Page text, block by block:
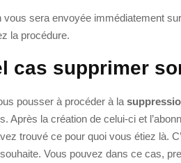
vous sera envoyée immédiatement
la procédure.
cas supprimer
pousser à procéder à la
Après la création de celui-ci et
trouvé ce pour quoi vous étiez là.
Vous pouvez dans ce cas,